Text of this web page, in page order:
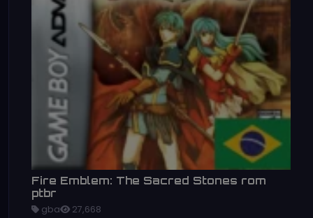
Fire Emblem: The Sacred Stones rom
ptbr
gba 27,668